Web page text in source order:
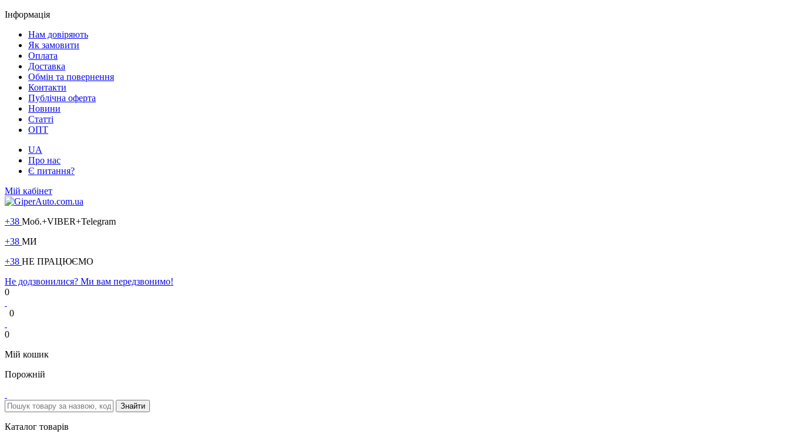
Інформація
Нам довіряють
Як замовити
Оплата
Доставка
Обмін та повернення
Контакти
Публічна оферта
Новини
Статті
ОПТ
UA
Про нас
Є питання?
Мій кабінет
+38 Моб.+VIBER+Telegram
+38 МИ
+38 НЕ ПРАЦЮЄМО
Не додзвонилися? Ми вам передзвонимо!
0
0
0
Мій кошик
Порожній
Каталог товарів